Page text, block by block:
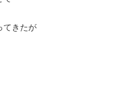
と思っていた女性